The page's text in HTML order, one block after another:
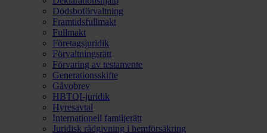
Dödsboförvaltning
Framtidsfullmakt
Fullmakt
Företagsjuridik
Förvaltningsrätt
Förvaring av testamente
Generationsskifte
Gåvobrev
HBTQI-juridik
Hyresavtal
Internationell familjerätt
Juridisk rådgivning i hemförsäkring